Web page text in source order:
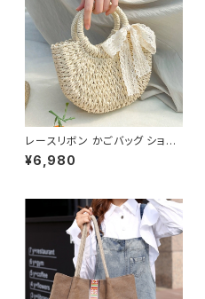
レースリボン かごバッグ ショル
ダーバッグ レディース 韓国風
春夏 ナチュラルスタイル リゾー
¥6,980